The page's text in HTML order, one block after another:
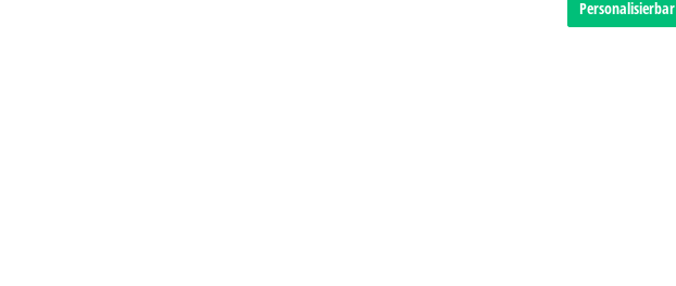
Personalisierbar
Personalisierbar